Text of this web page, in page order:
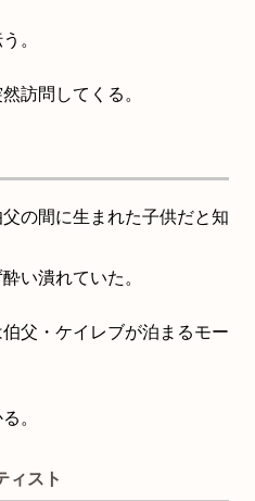
。
訪問してくる。
の間に生まれた子供だと知
い潰れていた。
父・ケイレブが泊まるモー
。
ィスト